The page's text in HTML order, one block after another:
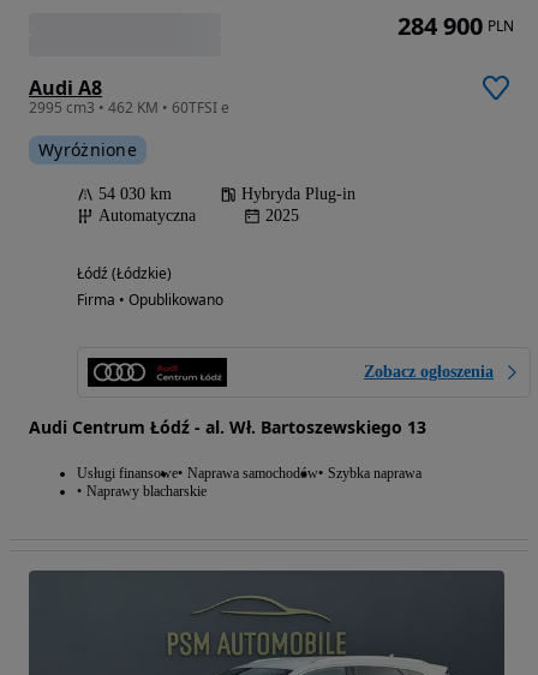
Audi A8
2995 cm3 • 462 KM • 60TFSI e
Wyróżnione
54 030 km
Hybryda Plug-in
Automatyczna
2025
Łódź (Łódzkie)
Firma • Opublikowano
Zobacz ogłoszenia
Audi Centrum Łódź - al. Wł. Bartoszewskiego 13
Usługi finansowe Naprawa samochodów Szybka naprawa
Naprawy blacharskie
284 900 PLN